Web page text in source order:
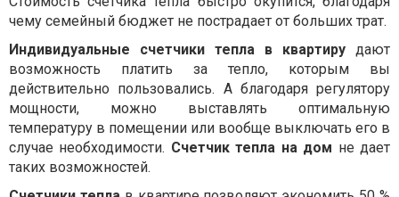
чему семейный бюджет не пострадает от больших трат.
Индивидуальные счетчики тепла в квартиру дают
возможность платить за тепло, которым вы
действительно пользовались. А благодаря регулятору
мощности, можно выставлять оптимальную
температуру в помещении или вообще выключать его в
случае необходимости. Счетчик тепла на дом не дает
таких возможностей.